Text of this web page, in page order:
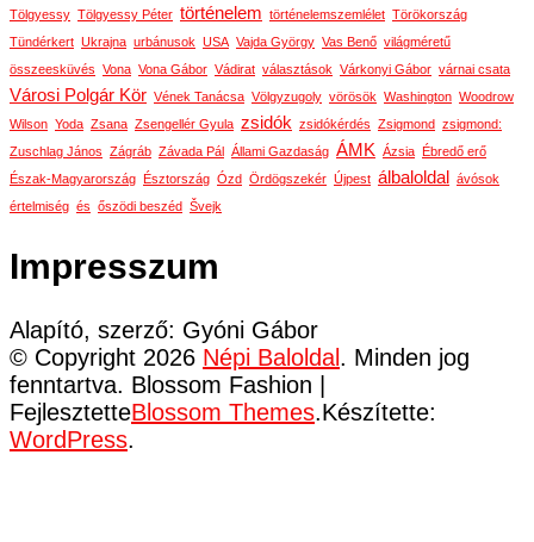
Tölgyessy Tölgyessy Péter történelem történelemszemlélet Törökország
Tündérkert Ukrajna urbánusok USA Vajda György Vas Benő világméretű
összeesküvés Vona Vona Gábor Vádirat választások Várkonyi Gábor várnai csata
Városi Polgár Kör Vének Tanácsa Völgyzugoly vörösök Washington Woodrow
Wilson Yoda Zsana Zsengellér Gyula zsidók zsidókérdés Zsigmond zsigmond:
Zuschlag János Zágráb Závada Pál Állami Gazdaság ÁMK Ázsia Ébredő erő
Észak-Magyarország Észtország Ózd Ördögszekér Újpest álbaloldal
ávósok
értelmiség és őszödi beszéd Švejk
Impresszum
Alapító, szerző: Gyóni Gábor
© Copyright 2026 Népi Baloldal . Minden jog
fenntartva. Blossom Fashion |
FejlesztetteBlossom Themes.Készítette:
WordPress.